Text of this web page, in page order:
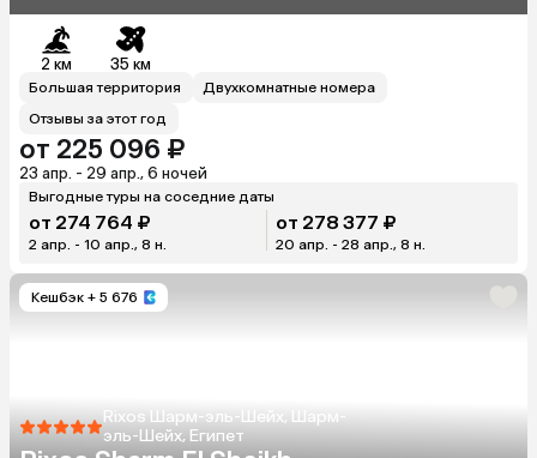
2 км 35 км
Большая территория
Двухкомнатные номера
Отзывы за этот год
от 225 096 ₽
23 апр. - 29 апр., 6 ночей
Выгодные туры на соседние даты
от 274 764 ₽
2 апр. - 10 апр., 8 н.
от 278 377 ₽
20 апр. - 28 апр., 8 н.
Кешбэк + 5 676
Rixos Шарм-эль-Шейх, Шарм-
эль-Шейх, Египет